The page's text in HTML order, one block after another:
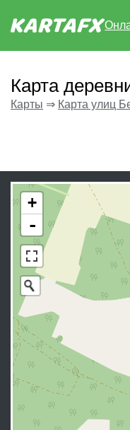
Карта
Карты ⇒ Карта улиц
+
-